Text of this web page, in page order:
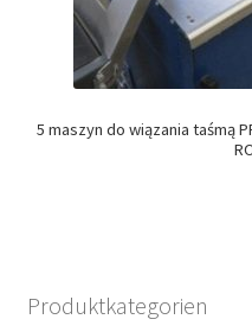
5 maszyn do wiązania taśmą
Produktkategorien